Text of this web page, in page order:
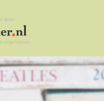
door
organiseren